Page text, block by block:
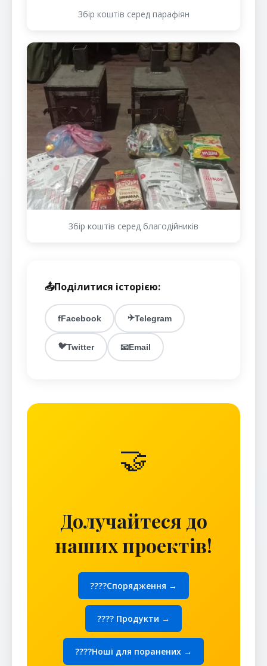
Збір коштів серед парафіян
Збір коштів серед благодійників
📤Поділитися історією:
fFacebook ✈️Telegram
🐦Twitter 📧Email
🤝
Долучайтеся до
наших проектів!
????Спорядження →
???? Продукти →
????Ноші для поранених →